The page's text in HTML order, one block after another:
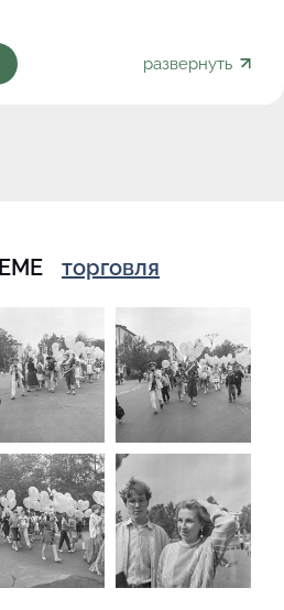
развернуть
торговля